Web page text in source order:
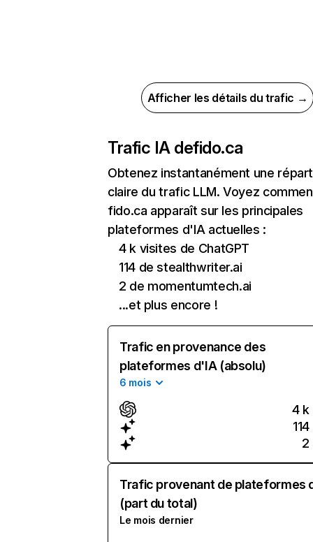
Afficher les détails du trafic →
Trafic IA defido.ca
Obtenez instantanément une
claire du trafic LLM. Voyez
fido.ca apparaît sur les principales
plateformes d'IA actuelles :
4 k visites de ChatGPT
114 de stealthwriter.ai
2 de momentumtech.ai
...et plus encore !
Trafic en provenance des
plateformes d'IA (absolu)
6 mois
4 k
114
2
Trafic provenant de plateformes
(part du total)
Le mois dernier